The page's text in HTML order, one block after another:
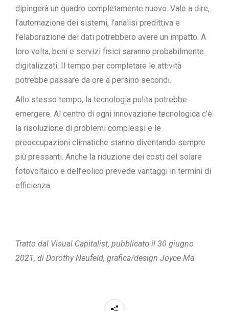
dipingerà un quadro completamente nuovo. Vale a dire,
l’automazione dei sistemi, l’analisi predittiva e
l’elaborazione dei dati potrebbero avere un impatto. A
loro volta, beni e servizi fisici saranno probabilmente
digitalizzati. Il tempo per completare le attività
potrebbe passare da ore a persino secondi.
Allo stesso tempo, la tecnologia pulita potrebbe
emergere. Al centro di ogni innovazione tecnologica c’è
la risoluzione di problemi complessi e le
preoccupazioni climatiche stanno diventando sempre
più pressanti. Anche la riduzione dei costi del solare
fotovoltaico e dell’eolico prevede vantaggi in termini di
efficienza.
Tratto dal Visual Capitalist, pubblicato il 30 giugno
2021, di Dorothy Neufeld, grafica/design Joyce Ma